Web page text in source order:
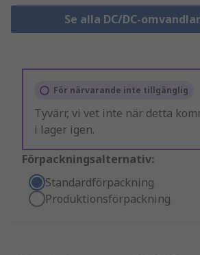
Se alla DC/DC-
För närvarande inte tillgänglig
Tyvärr, vi vet inte när detta
i lager igen.
Förpackningsalternativ:
Standardförpackning
Produktionsförpackning